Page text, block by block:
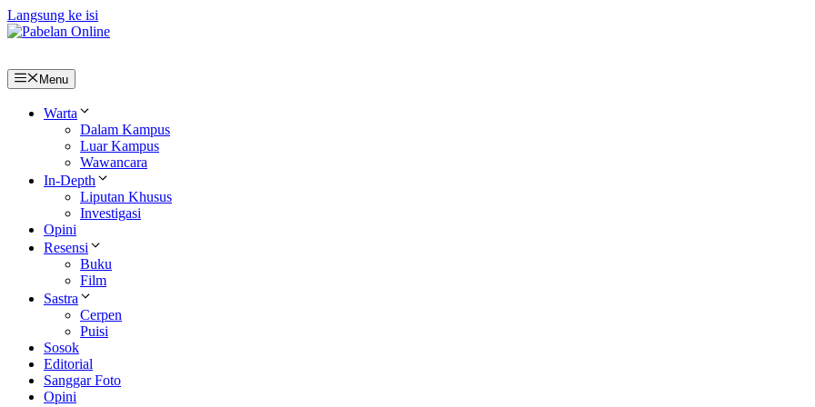
Langsung ke isi
Menu
Warta
Dalam Kampus
Luar Kampus
Wawancara
In-Depth
Liputan Khusus
Investigasi
Opini
Resensi
Buku
Film
Sastra
Cerpen
Puisi
Sosok
Editorial
Sanggar Foto
Opini